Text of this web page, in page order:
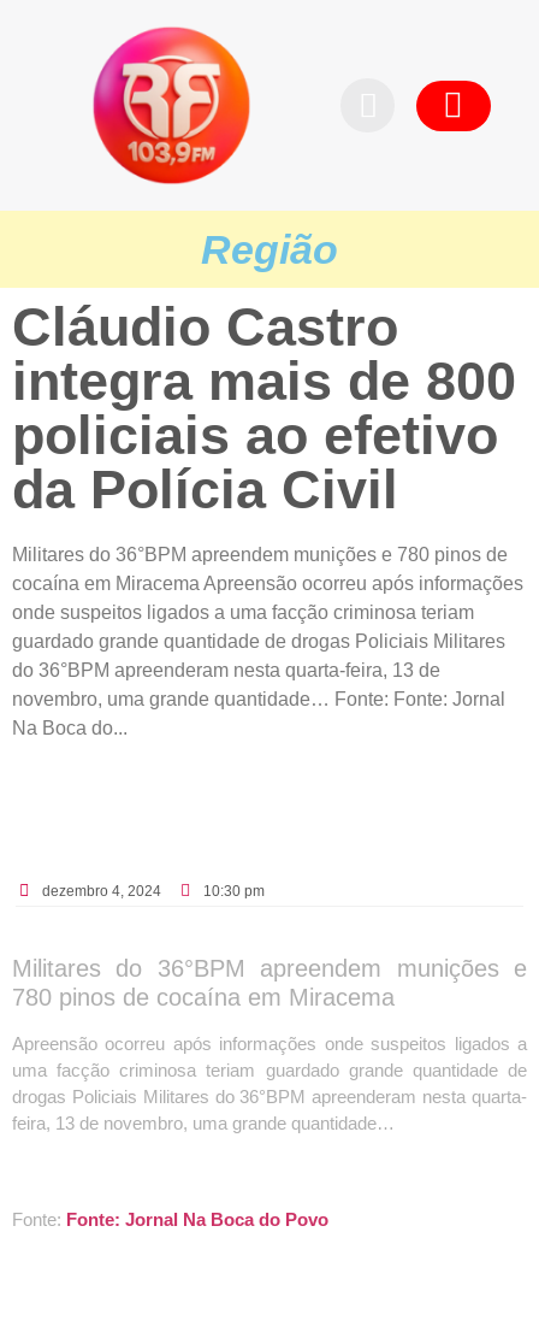
Região
Cláudio Castro
integra mais de 800
policiais ao efetivo
da Polícia Civil
Militares do 36°BPM apreendem munições e 780 pinos de
cocaína em Miracema Apreensão ocorreu após informações
onde suspeitos ligados a uma facção criminosa teriam
guardado grande quantidade de drogas Policiais Militares
do 36°BPM apreenderam nesta quarta-feira, 13 de
novembro, uma grande quantidade… Fonte: Fonte: Jornal
Na Boca do...
dezembro 4, 2024 10:30 pm
Militares do 36°BPM apreendem munições e
780 pinos de cocaína em Miracema
Apreensão ocorreu após informações onde suspeitos ligados a
uma facção criminosa teriam guardado grande quantidade de
drogas Policiais Militares do 36°BPM apreenderam nesta quarta-
feira, 13 de novembro, uma grande quantidade…
Fonte: Fonte: Jornal Na Boca do Povo